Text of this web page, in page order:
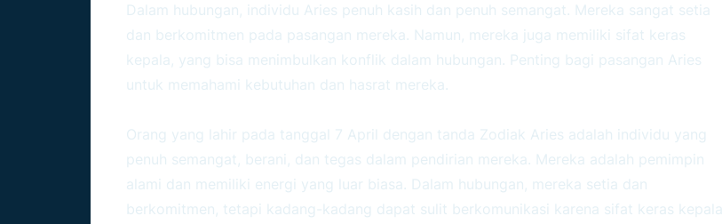
Dalam hubungan, individu Aries penuh kasih dan penuh semangat. Mereka sangat setia
dan berkomitmen pada pasangan mereka. Namun, mereka juga memiliki sifat keras
kepala, yang bisa menimbulkan konflik dalam hubungan. Penting bagi pasangan Aries
untuk memahami kebutuhan dan hasrat mereka.
Orang yang lahir pada tanggal 7 April dengan tanda Zodiak Aries adalah individu yang
penuh semangat, berani, dan tegas dalam pendirian mereka. Mereka adalah pemimpin
alami dan memiliki energi yang luar biasa. Dalam hubungan, mereka setia dan
berkomitmen, tetapi kadang-kadang dapat sulit berkomunikasi karena sifat keras kepala